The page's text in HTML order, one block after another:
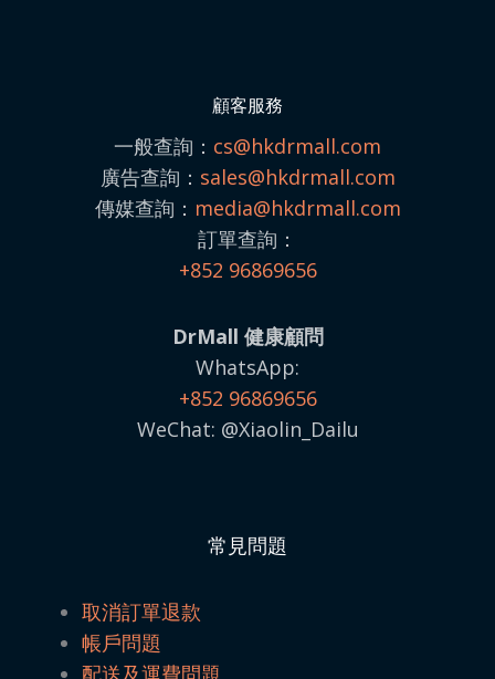
顧客服務
一般查詢： cs@hkdrmall.com
廣告查詢： sales@hkdrmall.com
傳媒查詢： media@hkdrmall.com
訂單查詢：
+852 96869656
DrMall 健康顧問
WhatsApp:
+852 96869656
WeChat: @Xiaolin_Dailu
常見問題
取消訂單退款
帳戶問題
配送及運費問題